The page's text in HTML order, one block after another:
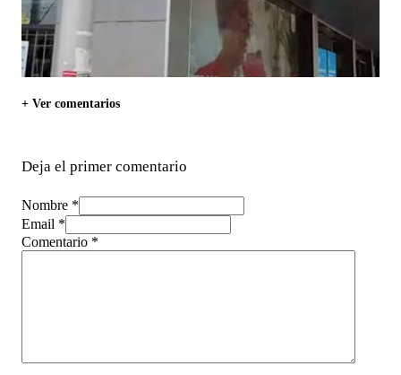
+ Ver comentarios
Deja el primer comentario
Nombre *
Email *
Comentario *